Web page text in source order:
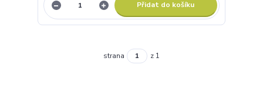
Přidat do košíku
strana z 1